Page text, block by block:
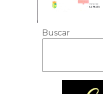
Buscar